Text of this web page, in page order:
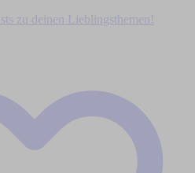
zu deinen Lieblingsthemen!